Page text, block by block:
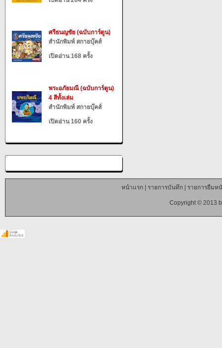
ศรีธนญชัย (ฉบับการ์ตูน)
สำนักพิมพ์ สกายบุ๊คส์
เปิดอ่าน 168 ครั้ง
พระอภัยมณี (ฉบับการ์ตูน)
4 สีทั้งเล่ม
สำนักพิมพ์ สกายบุ๊คส์
เปิดอ่าน 160 ครั้ง
หน้าแรก| รายการบันทึก| รายการยืมห
Copyright © 2013